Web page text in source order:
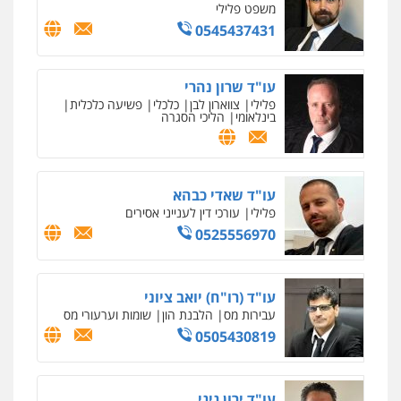
דין
0506216097
עו"ד תמיר סולומון
פלילי כלכלי מיסים הלבנת הון
0528758840
עו"ד רן כהן רוכברגר
דיני צבא פלילי צווארון לבן
שחר מנדלמן, שלומציון גבאי מנדלמן
– משרד עורכי דין
פלילי התמחות בייצוג בעבירות מין
0505522334
עו"ד אתנה אדרי